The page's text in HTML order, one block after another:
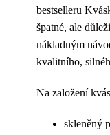
bestselleru
špatné, ale
nákladným
kvalitního,
Na založení
skleněný